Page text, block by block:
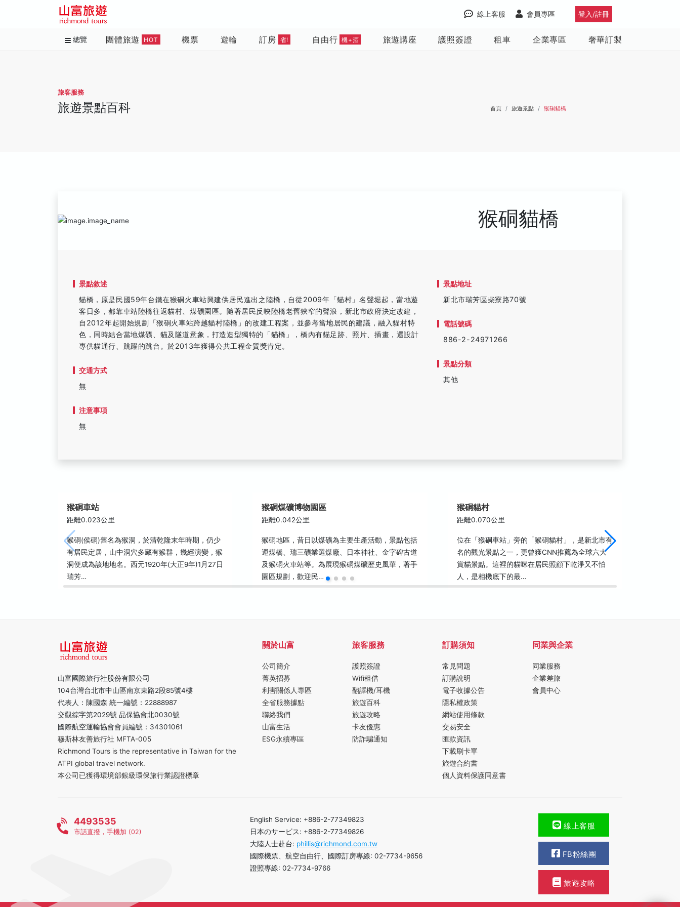
登入/註冊
會員專區
線上客服
總覽 團體旅遊 HOT 機票 遊輪 訂房 省! 自由行 機+酒 旅遊講座 護照簽證 租車 企業專區 奢華訂製
旅客服務
旅遊景點百科 首頁 旅遊景點 猴硐貓橋
猴硐貓橋
景點敘述
貓橋，原是民國59年台鐵在猴硐火車站興建供居民進出之陸橋，自從2009年「貓村」名聲堀起，當地遊
客日多，都靠車站陸橋往返貓村、煤礦園區。隨著居民反映陸橋老舊狹窄的聲浪，新北市政府決定改建，
自2012年起開始規劃「猴硐火車站跨越貓村陸橋」的改建工程案，並參考當地居民的建議，融入貓村特
色，同時結合當地煤礦、貓及隧道意象，打造造型獨特的「貓橋」，橋內有貓足跡、照片、插畫，還設計
專供貓通行、跳躍的跳台。於2013年獲得公共工程金質獎肯定。
交通方式
無
注意事項
無
景點地址
新北市瑞芳區柴寮路70號
電話號碼
886-2-24971266
景點分類
其他
猴硐車站
距離0.023公里
猴硐(侯硐)舊名為猴洞，於清乾隆末年時期，仍少
有居民定居，山中洞穴多藏有猴群，幾經演變，猴
洞便成為該地地名。西元1920年(大正9年)1月27日
瑞芳…
猴硐煤礦博物園區
距離0.042公里
猴硐地區，昔日以煤礦為主要生產活動，景點包括
運煤橋、瑞三礦業選煤廠、日本神社、金字碑古道
及猴硐火車站等。為展現猴硐煤礦歷史風華，著手
園區規劃，歡迎民…
猴硐貓村
距離0.070公里
位在「猴硐車站」旁的「猴硐貓村」，是新北市有
名的觀光景點之一，更曾獲CNN推薦為全球六大
賞貓景點。這裡的貓咪在居民照顧下乾淨又不怕
人，是相機底下的最…
山富國際旅行社股份有限公司
104台灣台北市中山區南京東路2段85號4樓
代表人：陳國森 統一編號：22888987
交觀綜字第2029號 品保協會北0030號
國際航空運輸協會會員編號：34301061
穆斯林友善旅行社 MFTA-005
Richmond Tours is the representative in Taiwan for the
ATPI global travel network.
本公司已獲得環境部銀級環保旅行業認證標章
關於山富
公司簡介
菁英招募
利害關係人專區
全省服務據點
聯絡我們
山富生活
ESG永續專區
旅客服務
護照簽證
Wifi租借
翻譯機/耳機
旅遊百科
旅遊攻略
卡友優惠
防詐騙通知
訂購須知
常見問題
訂購說明
電子收據公告
隱私權政策
網站使用條款
交易安全
匯款資訊
下載刷卡單
旅遊合約書
個人資料保護同意書
同業與企業
同業服務
企業差旅
會員中心
4493535
市話直撥，手機加 (02)
English Service: +886-2-77349823
日本のサービス: +886-2-77349826
大陸人士赴台: phillis@richmond.com.tw
國際機票、航空自由行、國際訂房專線: 02-7734-9656
證照專線: 02-7734-9766
線上客服
FB粉絲團
旅遊攻略